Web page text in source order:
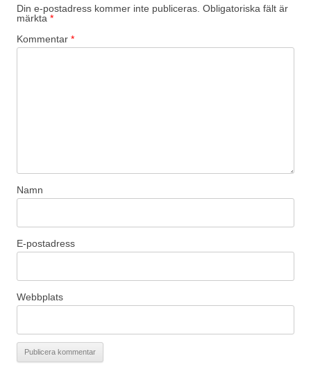
Din e-postadress kommer inte publiceras. Obligatoriska fält är
märkta *
Kommentar *
Namn
E-postadress
Webbplats